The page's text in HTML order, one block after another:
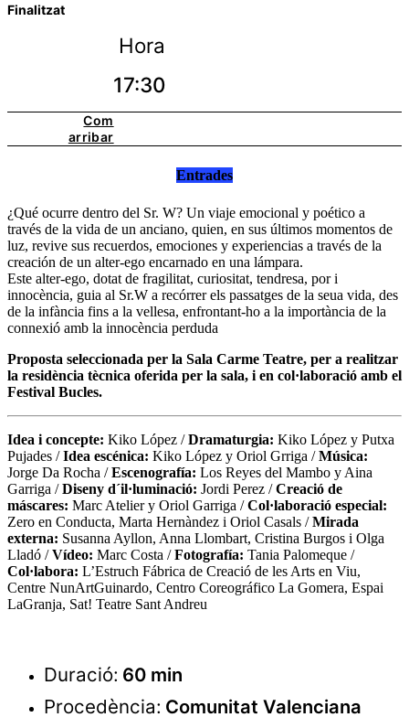
Finalitzat
Hora
17:30
Com
arribar
Entrades
¿Qué ocurre dentro del Sr. W? Un viaje emocional y poético a
través de la vida de un anciano, quien, en sus últimos momentos de
luz, revive sus recuerdos, emociones y experiencias a través de la
creación de un alter-ego encarnado en una lámpara.
Este alter-ego, dotat de fragilitat, curiositat, tendresa, por i
innocència, guia al Sr.W a recórrer els passatges de la seua vida, des
de la infància fins a la vellesa, enfrontant-ho a la importància de la
connexió amb la innocència perduda
Proposta seleccionada per la Sala Carme Teatre, per a realitzar
la residència tècnica oferida per la sala, i en col·laboració amb el
Festival Bucles.
Idea i concepte: Kiko López /Dramaturgia: Kiko López y Putxa
Pujades /Idea escénica: Kiko López y Oriol Grriga /Música:
Jorge Da Rocha /Escenografía: Los Reyes del Mambo y Aina
Garriga /Diseny d´il·luminació: Jordi Perez /Creació de
máscares: Marc Atelier y Oriol Garriga /Col·laboració especial:
Zero en Conducta, Marta Hernàndez i Oriol Casals /Mirada
externa: Susanna Ayllon, Anna Llombart, Cristina Burgos i Olga
Lladó /Vídeo: Marc Costa /Fotografía: Tania Palomeque /
Col·labora: L’Estruch Fábrica de Creació de les Arts en Viu,
Centre NunArtGuinardo, Centro Coreográfico La Gomera, Espai
LaGranja, Sat! Teatre Sant Andreu
Duració: 60 min
Procedència: Comunitat Valenciana